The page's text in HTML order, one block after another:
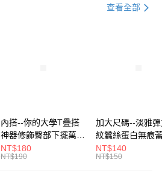
查看全部
內搭--你的大學T疊搭
神器修飾臀部下擺萬用
內搭裙/遮臀裙(黑2L-
6L)-Q155眼圈熊中大
NT$180
NT$190
加大尺碼--淡雅
紋蠶絲蛋白無痕
角內褲(白.粉.藍.
3L)-L28眼圈熊中
NT$140
NT$150